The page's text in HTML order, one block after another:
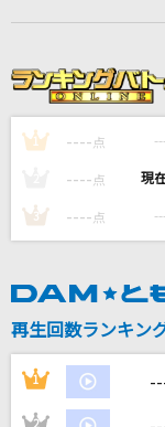
[生音]未来予想
DREAMS COME TRUE
MW ～Dear
flumpool
aiko
ギラギラ
Ado
1 ---- 点
---- 点
3 ---- 点
再生回数ランキン
1
2